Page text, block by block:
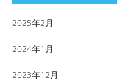
2025年2月
2024年1月
2023年12月